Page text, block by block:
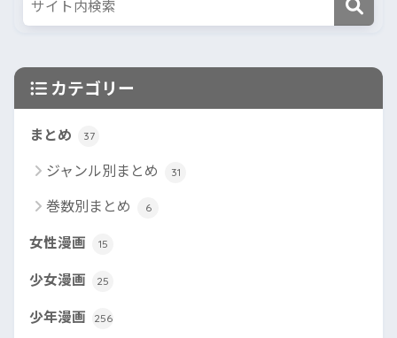
カテゴリー
まとめ 37
ジャンル別まとめ 31
巻数別まとめ 6
女性漫画 15
少女漫画 25
少年漫画 256